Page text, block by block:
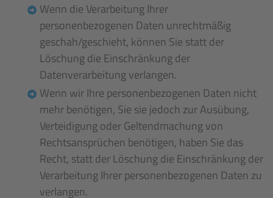
Wenn die Verarbeitung Ihrer
personenbezogenen Daten unrechtmäßig
geschah/geschieht, können Sie statt der
Löschung die Einschränkung der
Datenverarbeitung verlangen.
Wenn wir Ihre personenbezogenen Daten nicht
mehr benötigen, Sie sie jedoch zur Ausübung,
Verteidigung oder Geltendmachung von
Rechtsansprüchen benötigen, haben Sie das
Recht, statt der Löschung die Einschränkung der
Verarbeitung Ihrer personenbezogenen Daten zu
verlangen.